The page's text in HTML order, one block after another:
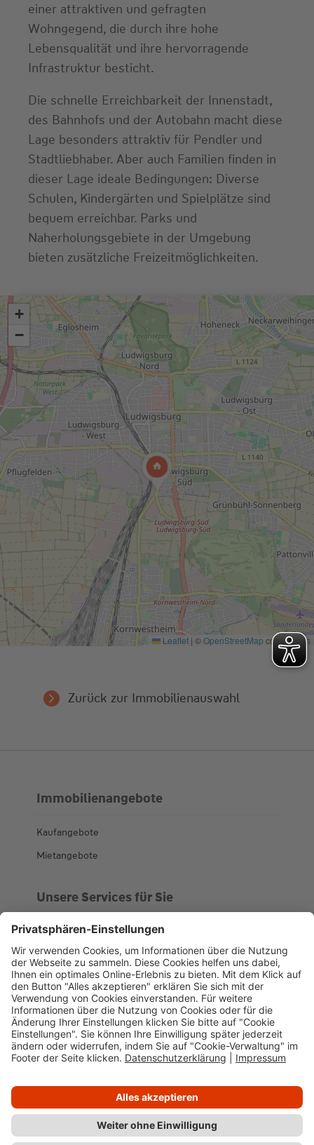
einer attraktiven und gefragten
Wohngegend, die durch ihre hohe
Lebensqualität und ihre hervorragende
Infrastruktur besticht.
Die schnelle Erreichbarkeit der Innenstadt,
des Bahnhofs und der Autobahn macht diese
Lage besonders attraktiv für Pendler und
Stadtliebhaber. Aber auch Familien finden in
dieser Lage ideale Bedingungen: Diverse
Schulen, Kindergärten und Spielplätze sind
bequem erreichbar. Parks und
Naherholungsgebiete in der Umgebung
bieten zusätzliche Freizeitmöglichkeiten.
+
−
Leaflet | ©OpenStreetMap contributors
Wir benötigen Ihre Zustimmung,
um den Google Maps-Service zu laden!
Wir verwenden einen Service eines
Drittanbieters, um Karteninhalte einzubetten.
Dieser Service kann Daten zu Ihren Aktivitäten
sammeln. Bitte lesen Sie die Details durch und
stimmen Sie der Nutzung des Service zu, um
diese Karte anzuzeigen.
Mehr
Informationen
Akzeptieren
powered by Usercentrics Consent Management Platform
Zurück zur Immobilienauswahl
Immobilienangebote
Kaufangebote
Mietangebote
Unsere Services für Sie
Kundenportal
Ankaufsprofil
Über WHS
Unsere Geschichte
News
Impressum Datenschutz Cookie-Verwaltung
Barrierefreiheit Kundenportal